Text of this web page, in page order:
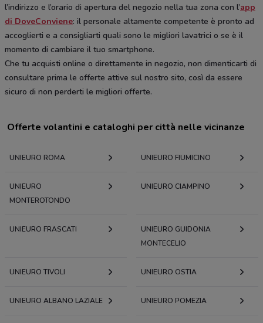
l’indirizzo e l’orario di apertura del negozio nella tua zona con l’app
di DoveConviene: il personale altamente competente è pronto ad
accoglierti e a consigliarti quali sono le migliori lavatrici o se è il
momento di cambiare il tuo smartphone.
Che tu acquisti online o direttamente in negozio, non dimenticarti di
consultare prima le offerte attive sul nostro sito, così da essere
sicuro di non perderti le migliori offerte.
Offerte volantini e cataloghi per città nelle vicinanze
UNIEURO ROMA UNIEURO FIUMICINO
UNIEURO
MONTEROTONDO
UNIEURO CIAMPINO
UNIEURO FRASCATI
UNIEURO GUIDONIA
MONTECELIO
UNIEURO TIVOLI UNIEURO OSTIA
UNIEURO ALBANO LAZIALE UNIEURO POMEZIA